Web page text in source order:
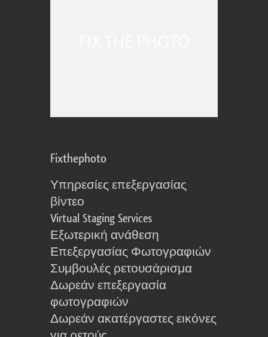
Fixthephoto
Υπηρεσίες επεξεργασίας
βίντεο
Virtual Staging Services
Εξωτερική ανάθεση
Επεξεργασίας Φωτογραφιών
Συμβουλές ρετουσάρισμα
Δωρεάν επεξεργασία
φωτογραφιών
Δωρεάν ακατέργαστες εικόνες